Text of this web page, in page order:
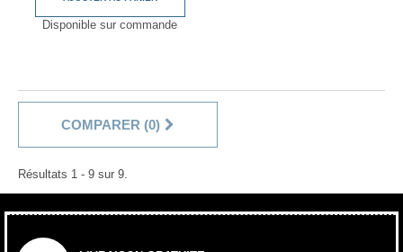
Disponible sur commande
COMPARER (0)
Résultats 1 - 9 sur 9.